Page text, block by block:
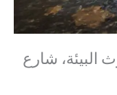
البيئة، شارع